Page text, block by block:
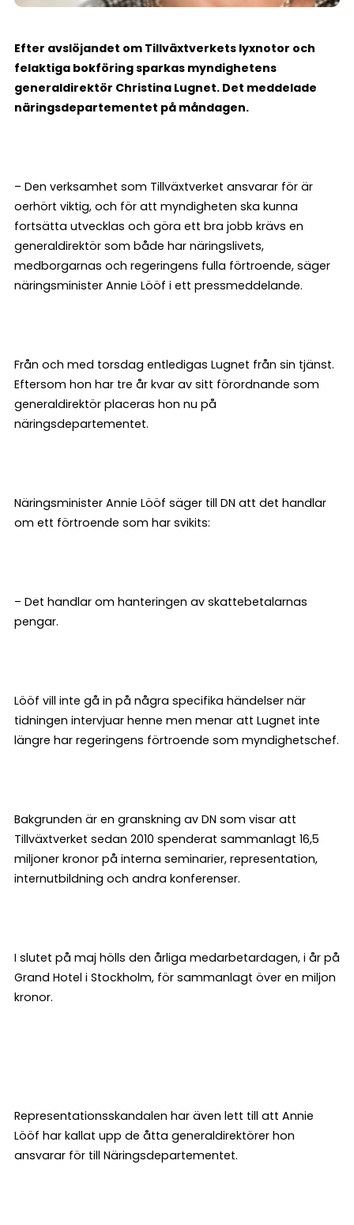
Efter avslöjandet om Tillväxtverkets lyxnotor och
felaktiga bokföring sparkas myndighetens
generaldirektör Christina Lugnet. Det meddelade
näringsdepartementet på måndagen.
– Den verksamhet som Tillväxtverket ansvarar för är
oerhört viktig, och för att myndigheten ska kunna
fortsätta utvecklas och göra ett bra jobb krävs en
generaldirektör som både har näringslivets,
medborgarnas och regeringens fulla förtroende, säger
näringsminister Annie Lööf i ett pressmeddelande.
Från och med torsdag entledigas Lugnet från sin tjänst.
Eftersom hon har tre år kvar av sitt förordnande som
generaldirektör placeras hon nu på
näringsdepartementet.
Näringsminister Annie Lööf säger till DN att det handlar
om ett förtroende som har svikits:
– Det handlar om hanteringen av skattebetalarnas
pengar.
Lööf vill inte gå in på några specifika händelser när
tidningen intervjuar henne men menar att Lugnet inte
längre har regeringens förtroende som myndighetschef.
Bakgrunden är en granskning av DN som visar att
Tillväxtverket sedan 2010 spenderat sammanlagt 16,5
miljoner kronor på interna seminarier, representation,
internutbildning och andra konferenser.
I slutet på maj hölls den årliga medarbetardagen, i år på
Grand Hotel i Stockholm, för sammanlagt över en miljon
kronor.
Representationsskandalen har även lett till att Annie
Lööf har kallat upp de åtta generaldirektörer hon
ansvarar för till Näringsdepartementet.